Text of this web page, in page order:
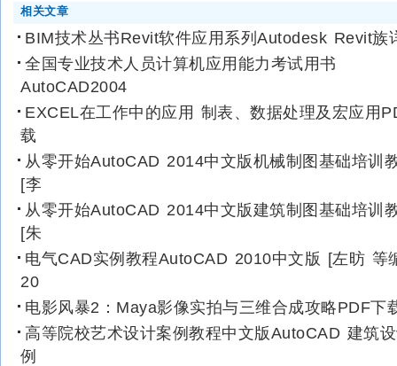
相关文章
BIM技术丛书Revit软件应用系列Autodesk Revit族
全国专业技术人员计算机应用能力考试用书
AutoCAD2004
EXCEL在工作中的应用 制表、数据处理及宏应用
载
从零开始AutoCAD 2014中文版机械制图基础培训
[李
从零开始AutoCAD 2014中文版建筑制图基础培训
[朱
电气CAD实例教程AutoCAD 2010中文版 [左昉 等
20
电影风暴2：Maya影像实拍与三维合成攻略PDF下
高等院校艺术设计案例教程中文版AutoCAD 建筑
例